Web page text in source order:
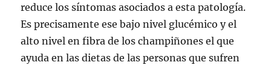
reduce los síntomas asociados a esta patología.
Es precisamente ese bajo nivel glucémico y el
alto nivel en fibra de los champiñones el que
ayuda en las dietas de las personas que sufren